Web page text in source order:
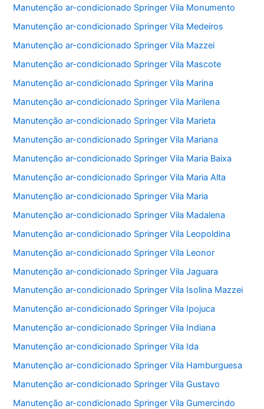
Manutenção ar-condicionado Springer Vila Monumento
Manutenção ar-condicionado Springer Vila Medeiros
Manutenção ar-condicionado Springer Vila Mazzei
Manutenção ar-condicionado Springer Vila Mascote
Manutenção ar-condicionado Springer Vila Marina
Manutenção ar-condicionado Springer Vila Marilena
Manutenção ar-condicionado Springer Vila Marieta
Manutenção ar-condicionado Springer Vila Mariana
Manutenção ar-condicionado Springer Vila Maria Baixa
Manutenção ar-condicionado Springer Vila Maria Alta
Manutenção ar-condicionado Springer Vila Maria
Manutenção ar-condicionado Springer Vila Madalena
Manutenção ar-condicionado Springer Vila Leopoldina
Manutenção ar-condicionado Springer Vila Leonor
Manutenção ar-condicionado Springer Vila Jaguara
Manutenção ar-condicionado Springer Vila Isolina Mazzei
Manutenção ar-condicionado Springer Vila Ipojuca
Manutenção ar-condicionado Springer Vila Indiana
Manutenção ar-condicionado Springer Vila Ida
Manutenção ar-condicionado Springer Vila Hamburguesa
Manutenção ar-condicionado Springer Vila Gustavo
Manutenção ar-condicionado Springer Vila Gumercindo